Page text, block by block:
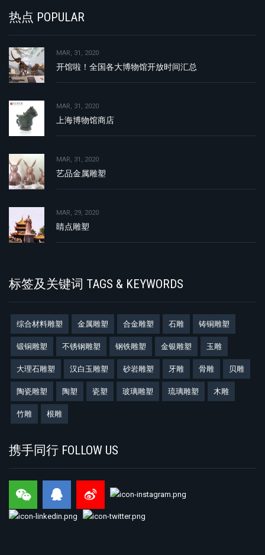
热点 POPULAR
MAR, 31, 2020
开馆啦！全国各大博物馆开放时间汇总
MAR, 31, 2020
上海博物馆商店
MAR, 31, 2020
艺品金属雕塑
MAR, 29, 2020
睛点雕塑
标签及关键词 TAGS & KEYWORDS
综合材料雕塑 金属雕塑 合金雕塑 石雕 铸铜雕塑
锻铜雕塑 不锈钢雕塑 钢铁雕塑 金银雕塑 玉雕
大理石雕塑 汉白玉雕塑 砂岩雕塑 牙雕 骨雕 贝雕
陶瓷雕塑 陶塑 瓷塑 玻璃雕塑 琉璃雕塑 木雕
竹雕 根雕
携手同行 FOLLOW US